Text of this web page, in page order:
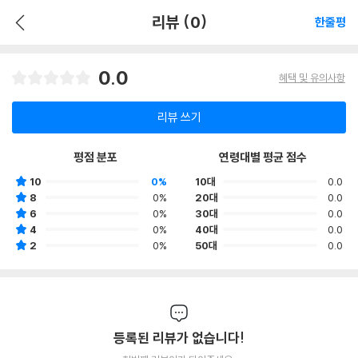
리뷰 (0) 한줄평
0.0 혜택 및 유의사항
리뷰 쓰기
평점 분포
10
0%
8
0%
6
0%
4
0%
2
0%
연령대별 평균 점수
10대
0.0
20대
0.0
30대
0.0
40대
0.0
50대
0.0
등록된 리뷰가 없습니다!